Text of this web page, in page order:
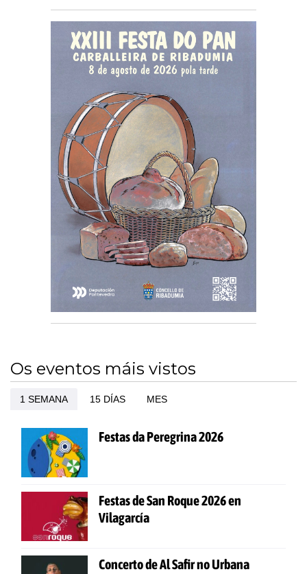
Os eventos máis vistos
1 SEMANA 15 DÍAS MES
Festas da Peregrina 2026
Festas de San Roque 2026 en
Vilagarcía
Concerto de Al Safir no Urbana